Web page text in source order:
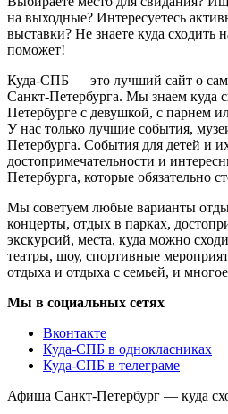
на выходные? Интересуетесь
выставки? Не знаете куда сходить
поможет!
Куда-СПБ — это лучший сайт о
Санкт-Петербурга. Мы знаем куда
Петербурге с девушкой, с парнем
У нас только лучшие события,
Петербурга. События для детей и
достопримечательности и
Петербурга, которые обязательно
Мы советуем любые варианты
концерты, отдых в парках,
экскурсий, места, куда можно
театры, шоу, спортивные
отдыха и отдыха с семьей, и
Мы в социальных сетях
Вконтакте
Куда-СПБ в однокласниках
Куда-СПБ в телеграме
Афиша Санкт-Петербург — куда